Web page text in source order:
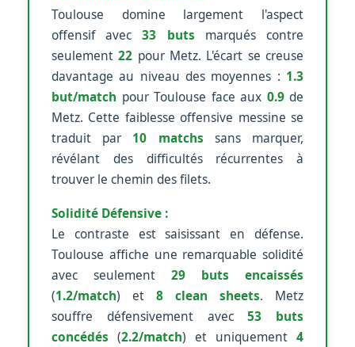
Toulouse domine largement l'aspect
offensif avec33 buts marqués contre
seulement22 pour Metz. L'écart se creuse
davantage au niveau des moyennes : 1.3
but/match pour Toulouse face aux 0.9de
Metz. Cette faiblesse offensive messine se
traduit par 10 matchs sans marquer,
révélant des difficultés récurrentes à
trouver le chemin des filets.
Solidité Défensive :
Le contraste est saisissant en défense.
Toulouse affiche une remarquable solidité
avec seulement 29 buts encaissés
(1.2/match) et 8 clean sheets. Metz
souffre défensivement avec53 buts
concédés (2.2/match) et uniquement 4